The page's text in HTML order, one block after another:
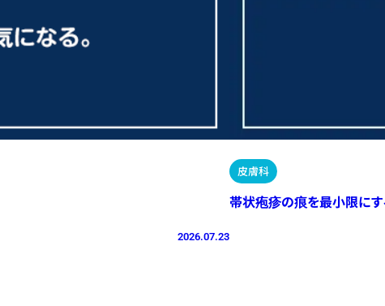
2026.07.23
皮膚科
帯状疱疹の痕を最小限にす